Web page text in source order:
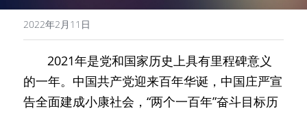
2022年2月11日
的一年。中国共产党迎来百年华诞，中国庄严宣
告全面建成小康社会，“两个一百年”奋斗目标历